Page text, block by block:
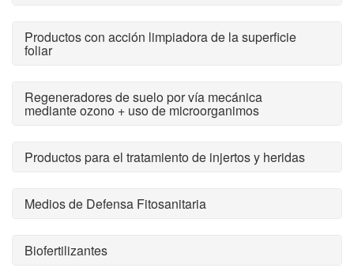
Productos con acción limpiadora de la superficie
foliar
Regeneradores de suelo por vía mecánica
mediante ozono + uso de microorganimos
Productos para el tratamiento de injertos y heridas
Medios de Defensa Fitosanitaria
Biofertilizantes